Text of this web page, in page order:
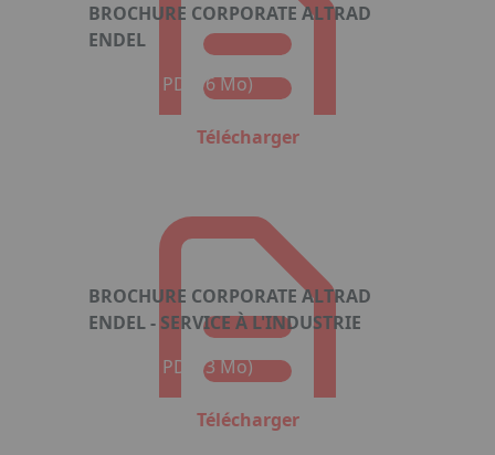
BROCHURE CORPORATE ALTRAD
ENDEL
Format : PDF (6 Mo)
Télécharger
BROCHURE CORPORATE ALTRAD
ENDEL - SERVICE À L'INDUSTRIE
Format : PDF (3 Mo)
Télécharger